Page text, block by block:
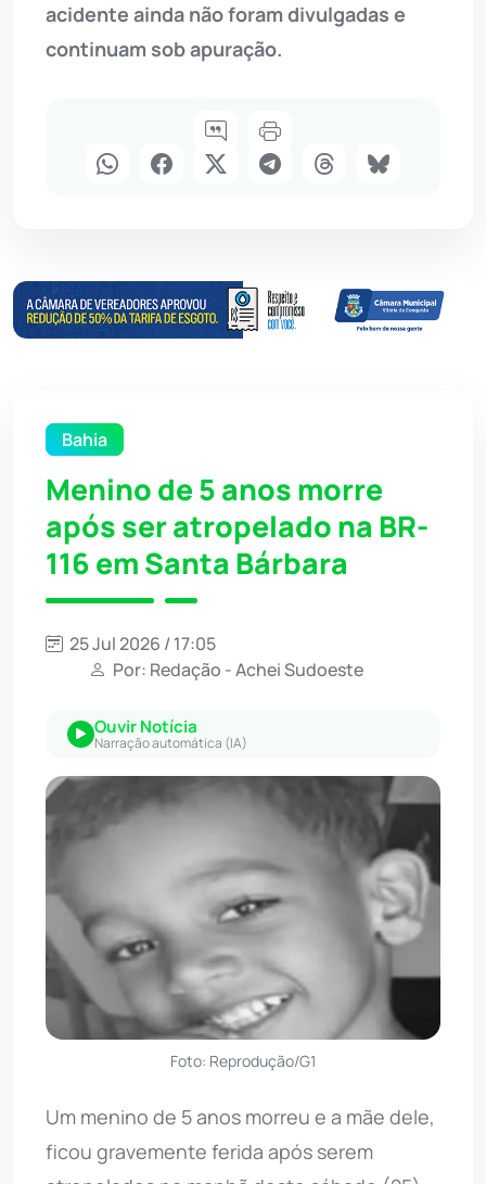
acidente ainda não foram divulgadas e
continuam sob apuração.
Bahia
Menino de 5 anos morre
após ser atropelado na BR-
116 em Santa Bárbara
25 Jul 2026 / 17:05
Por: Redação - Achei Sudoeste
Ouvir Notícia
Narração automática (IA)
Foto: Reprodução/G1
Um menino de 5 anos morreu e a mãe dele,
ficou gravemente ferida após serem